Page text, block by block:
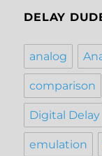
DELAY
analog
comparison
Digital Delay
emulation